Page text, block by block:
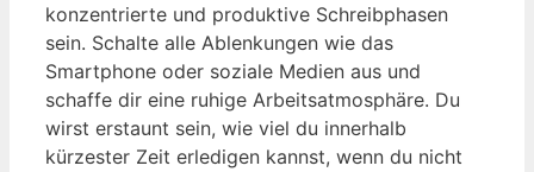
konzentrierte und produktive Schreibphasen
sein. Schalte alle Ablenkungen wie das⁣
Smartphone oder soziale Medien aus und
schaffe dir eine ruhige ⁤Arbeitsatmosphäre.⁣ Du
wirst‌ erstaunt⁣ sein, wie viel du innerhalb
kürzester Zeit erledigen⁣ kannst, wenn du nicht